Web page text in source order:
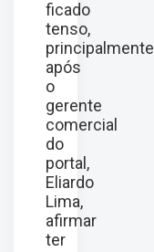
ficado
tenso,
principalmente
após
o
gerente
comercial
do
portal,
Eliardo
Lima,
afirmar
ter